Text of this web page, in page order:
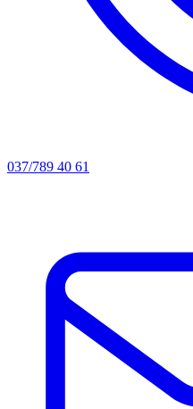
037/789 40 61